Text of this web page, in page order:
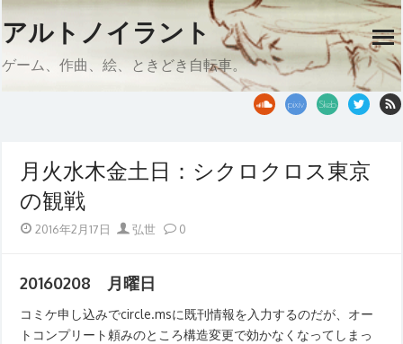
Skip
to
アルトノイラント
ゲーム、作曲、絵、ときどき自転車。
月火水木金土日：シクロクロス東京
の観戦
Posted
2016年2月17日 Author
弘世 0
20160208 月曜日
コミケ申し込みでcircle.msに既刊情報を入力するのだが、オー
トコンプリート頼みのところ構造変更で効かなくなってしまっ